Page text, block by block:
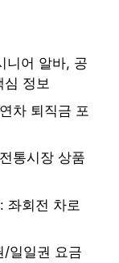
니어 알바, 공
심 정보
차 퇴직금 포
통시장 상품
좌회전 차로
/일일권 요금